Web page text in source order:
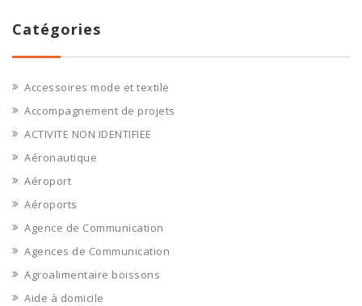
Catégories
Accessoires mode et textile
Accompagnement de projets
ACTIVITE NON IDENTIFIEE
Aéronautique
Aéroport
Aéroports
Agence de Communication
Agences de Communication
Agroalimentaire boissons
Aide à domicile